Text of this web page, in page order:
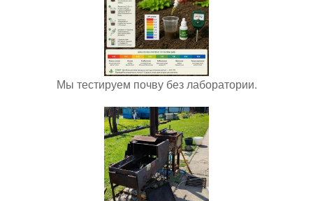
Мы тестируем почву без лаборатории.